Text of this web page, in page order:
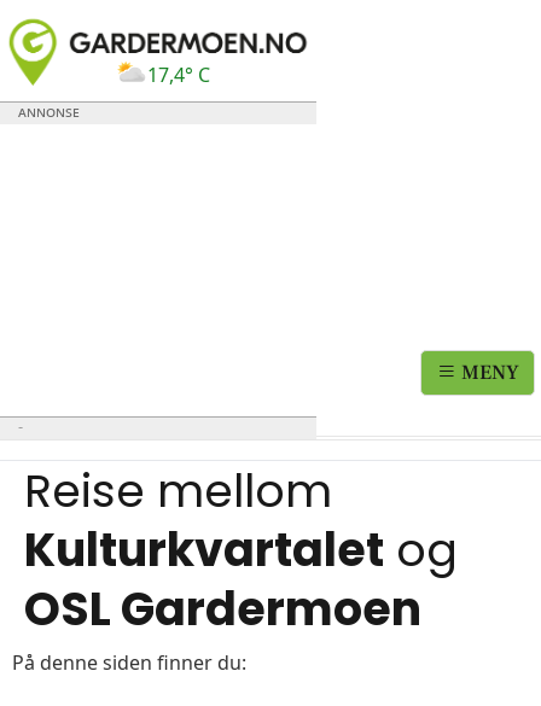
17,4° C
MENY
Reise mellom
Kulturkvartalet og
OSL Gardermoen
På denne siden finner du: